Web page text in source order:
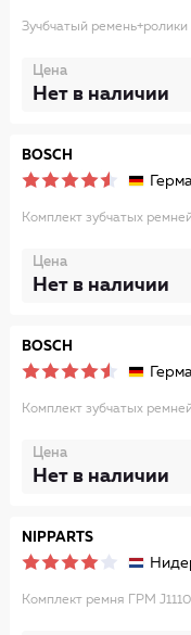
Зучбчатый
Цена
Нет в наличии
BOSCH
Комплект зубчатых
Цена
Нет в наличии
BOSCH
Комплект зубчатых
Цена
Нет в наличии
NIPPARTS
Комплект ремня ГРМ